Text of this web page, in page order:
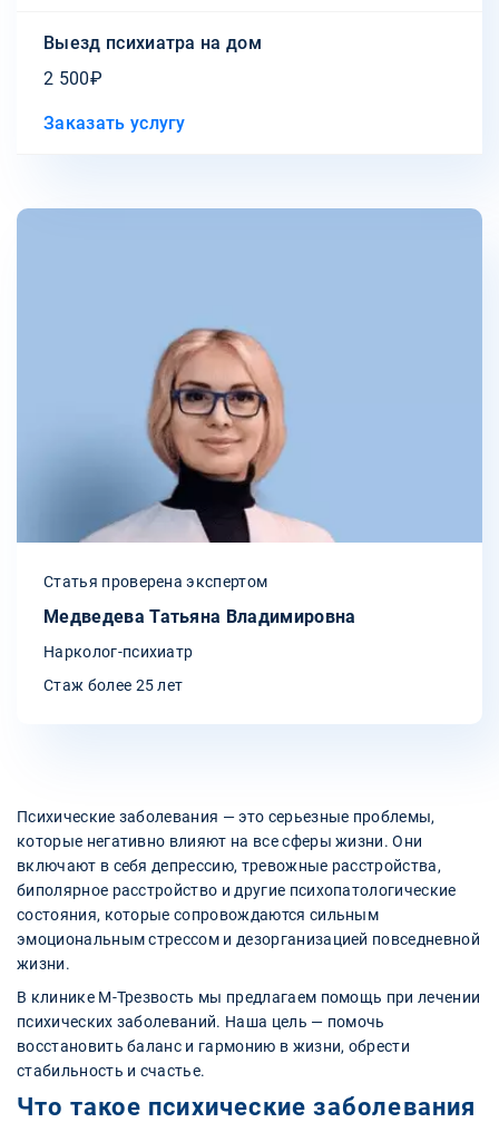
Выезд психиатра на дом
2 500₽
Заказать услугу
Статья проверена экспертом
Медведева Татьяна Владимировна
Нарколог-психиатр
Стаж более 25 лет
Психические заболевания — это серьезные проблемы,
которые негативно влияют на все сферы жизни. Они
включают в себя депрессию, тревожные расстройства,
биполярное расстройство и другие психопатологические
состояния, которые сопровождаются сильным
эмоциональным стрессом и дезорганизацией повседневной
жизни.
В клинике М-Трезвость мы предлагаем помощь при лечении
психических заболеваний. Наша цель — помочь
восстановить баланс и гармонию в жизни, обрести
стабильность и счастье.
Что такое психические заболевания